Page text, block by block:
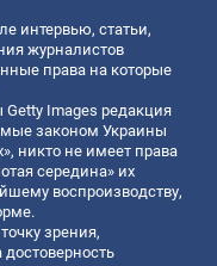
интервью, статьи,
журналистов
права на которые
Images редакция
законом Украины
никто не имеет права
середина» их
воспроизводству,
зрения,